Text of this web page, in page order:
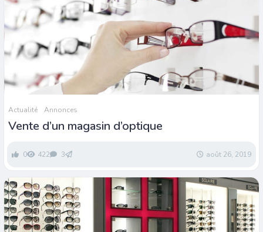
Actualité Annonces
Vente d’un magasin d’optique
0 422 3 août 26, 2019